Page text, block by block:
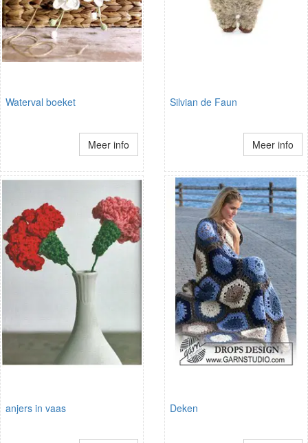
Waterval boeket
Meer info
Silvian de Faun
Meer info
anjers in vaas Deken